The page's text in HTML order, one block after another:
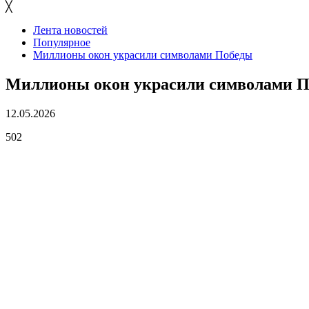
╳
Лента новостей
Популярное
Миллионы окон украсили символами Победы
Миллионы окон украсили символами
12.05.2026
502